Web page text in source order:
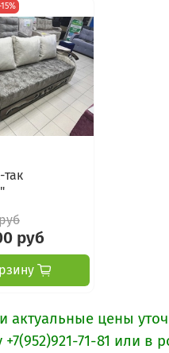
руб
актуальные цены
71-81 или в